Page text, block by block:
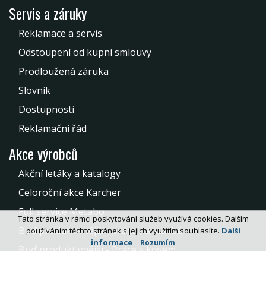
Servis a záruky
Reklamace a servis
Odstoupení od kupní smlouvy
Prodloužená záruka
Slovník
Dostupnosti
Reklamační řád
Akce výrobců
Akční letáky a katalogy
Celoroční akce Karcher
Full service Metabo
Buď produktivnější - práce na stavbě
Buď produktivnější - Práce s kovem
Tato stránka v rámci poskytování služeb využívá cookies. Dalším
používáním těchto stránek s jejich využitím souhlasíte. Další
informace
Rozumím